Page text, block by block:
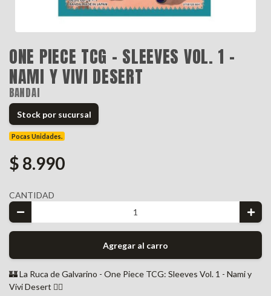
ONE PIECE TCG - SLEEVES VOL. 1 -
NAMI Y VIVI DESERT
BANDAI
Stock por sucursal
Pocas Unidades.
$ 8.990
CANTIDAD
Agregar al carro
🏰 La Ruca de Galvarino - One Piece TCG: Sleeves Vol. 1 - Nami y
Vivi Desert 🏴‍☠️